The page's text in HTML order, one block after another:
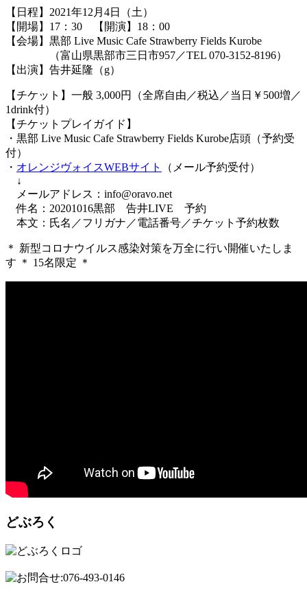
【日程】2021年12月4日（土）
【開場】17：30 【開演】18：00
【会場】黒部 Live Music Cafe Strawberry Fields Kurobe
（富山県黒部市三日市957／TEL 070-3152-8196）
【出演】告井延隆（g）
【チケット】一般 3,000円（全席自由／税込／当日￥500増／
1drink付）
【チケットプレイガイド】
・黒部 Live Music Cafe Strawberry Fields Kurobe店頭（予約受
付）
・ オレンジヴォイスWEBサイト
（メール予約受付）
↓
メールアドレス：info@oravo.net
件名：20201016黒部 告井LIVE 予約
本文：氏名／フリガナ／電話番号／チケット予約枚数
＊ 新型コロナウイルス感染対策を万全に行い開催いたしま
す ＊ 15名限定 ＊
どぶろく